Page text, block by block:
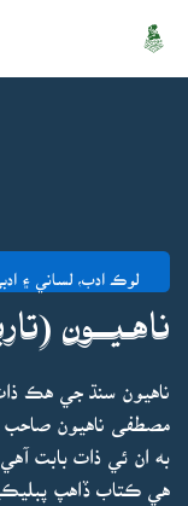
لوڪ ادب، لساني ۽
نـاهـيـــون
ناهيون سنڌ جي هڪ
مصطفى ناهيون صاحب
به ان ئي ذات بابت
هي ڪتاب ڏاهپ